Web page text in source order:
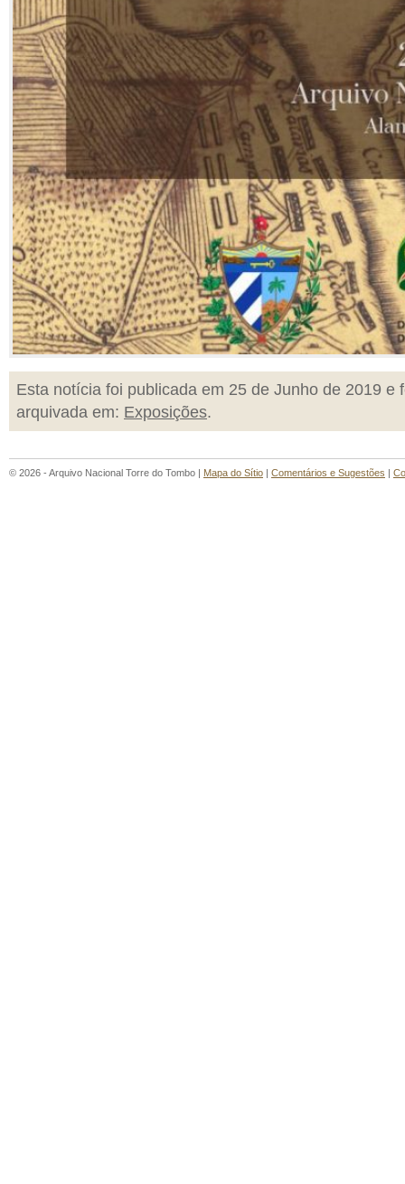
Esta notícia foi publicada em 25 de Junho de 2019 e
arquivada em: Exposições.
© 2026 - Arquivo Nacional Torre do Tombo | Mapa do Sítio | Comentários e Sugestões |